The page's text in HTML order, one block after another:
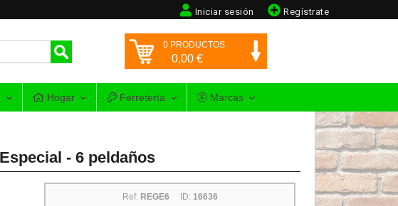
Regístrate
Iniciar sesión
0 PRODUCTOS
0,00 €
Hogar Ferretería Marcas
- 6 peldaños
Ref: REGE6 ID: 16636